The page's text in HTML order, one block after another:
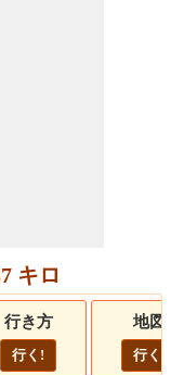
キロ
行き方
行く!
地図
行く!